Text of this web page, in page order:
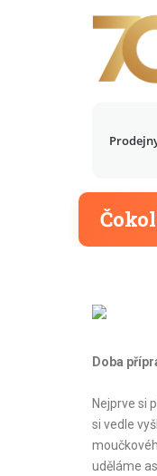
Doba
Nejprve si
si vedle
uděláme